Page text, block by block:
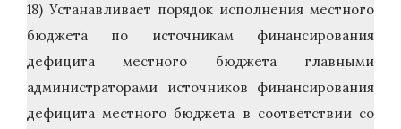
18) Устанавливает порядок исполнения местного
бюджета по источникам финансирования
дефицита местного бюджета главными
администраторами источников финансирования
дефицита местного бюджета в соответствии со